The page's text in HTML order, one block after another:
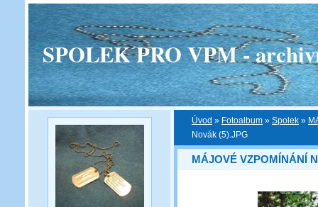
SPOLEK PRO VPM -
Úvod » Fotoalbum » Spolek »
Novák (5).JPG
MÁJOVÉ VZPOMÍNÁNÍ